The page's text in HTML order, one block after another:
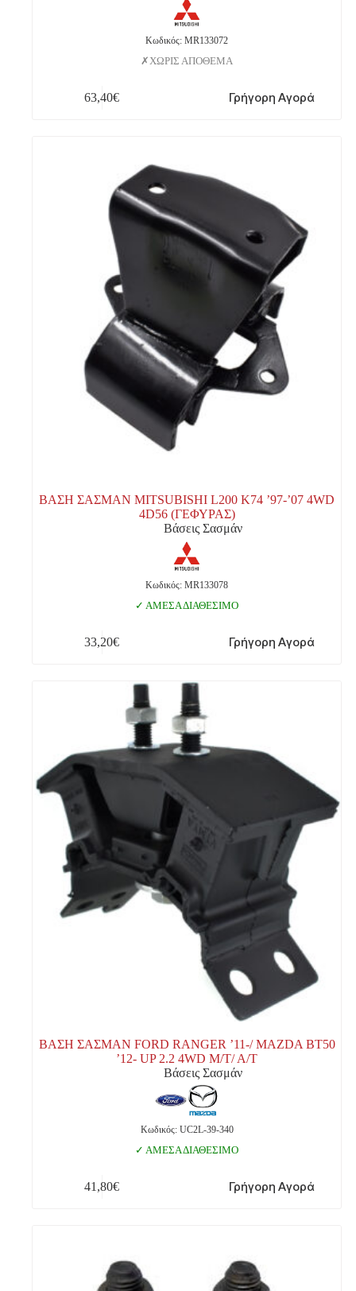
Κωδικός: MR133072
ΧΩΡΙΣ ΑΠΟΘΕΜΑ
63,40€ Γρήγορη Αγορά
ΒΑΣΗ ΣΑΣΜΑΝ MITSUBISHI L200 K74 ’97-’07 4WD
4D56 (ΓΕΦΥΡΑΣ)
Βάσεις Σασμάν
Κωδικός: MR133078
ΑΜΕΣΑ ΔΙΑΘΕΣΙΜΟ
33,20€ Γρήγορη Αγορά
ΒΑΣΗ ΣΑΣΜΑΝ FORD RANGER ’11-/ MAZDA BT50
’12- UP 2.2 4WD M/T/ A/T
Βάσεις Σασμάν
Κωδικός: UC2L-39-340
ΑΜΕΣΑ ΔΙΑΘΕΣΙΜΟ
41,80€ Γρήγορη Αγορά